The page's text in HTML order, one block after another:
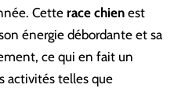
Cette race chien est
énergie débordante et sa
ce qui en fait un
activités telles que